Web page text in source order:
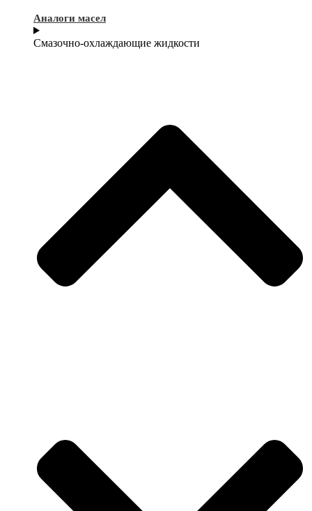
Аналоги масел
Смазочно-охлаждающие жидкости